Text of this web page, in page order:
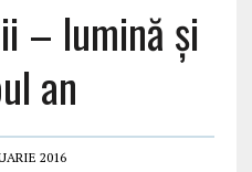
– lumină și
an
2016